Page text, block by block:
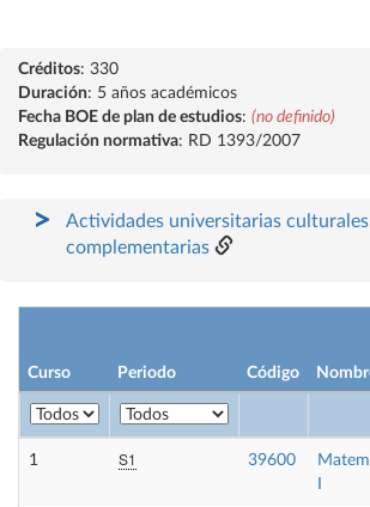
Créditos: 330
Duración: 5 años académicos
Fecha BOE de plan de estudios: (no definido)
Regulación normativa: RD 1393/2007
Actividades universitarias
complementarias
Curso Periodo Código
1 S1 39600